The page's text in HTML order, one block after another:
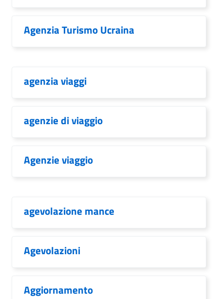
Agenzia Turismo Ucraina
agenzia viaggi
agenzie di viaggio
Agenzie viaggio
agevolazione mance
Agevolazioni
Aggiornamento